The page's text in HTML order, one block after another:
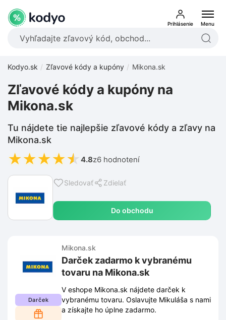
Prihlásenie Menu
Kodyo.sk Zľavové kódy a kupóny Mikona.sk
Sledovať Zdielať
Do obchodu
Zľavové kódy a kupóny na
Mikona.sk
Tu nájdete tie najlepšie zľavové kódy a zľavy na
Mikona.sk
★★★★★ 4.8z6 hodnotení
Darček
Mikona.sk
Darček zadarmo k vybranému
tovaru na Mikona.sk
V eshope Mikona.sk nájdete darček k
vybranému tovaru. Oslavujte Mikuláša s nami
a získajte ho úplne zadarmo.